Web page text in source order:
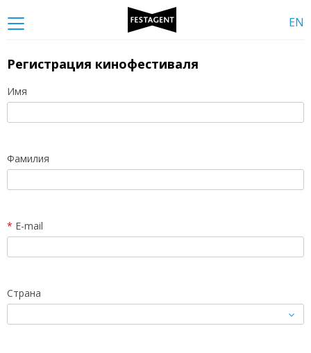
EN
Регистрация кинофестиваля
Имя
Фамилия
* E-mail
Страна